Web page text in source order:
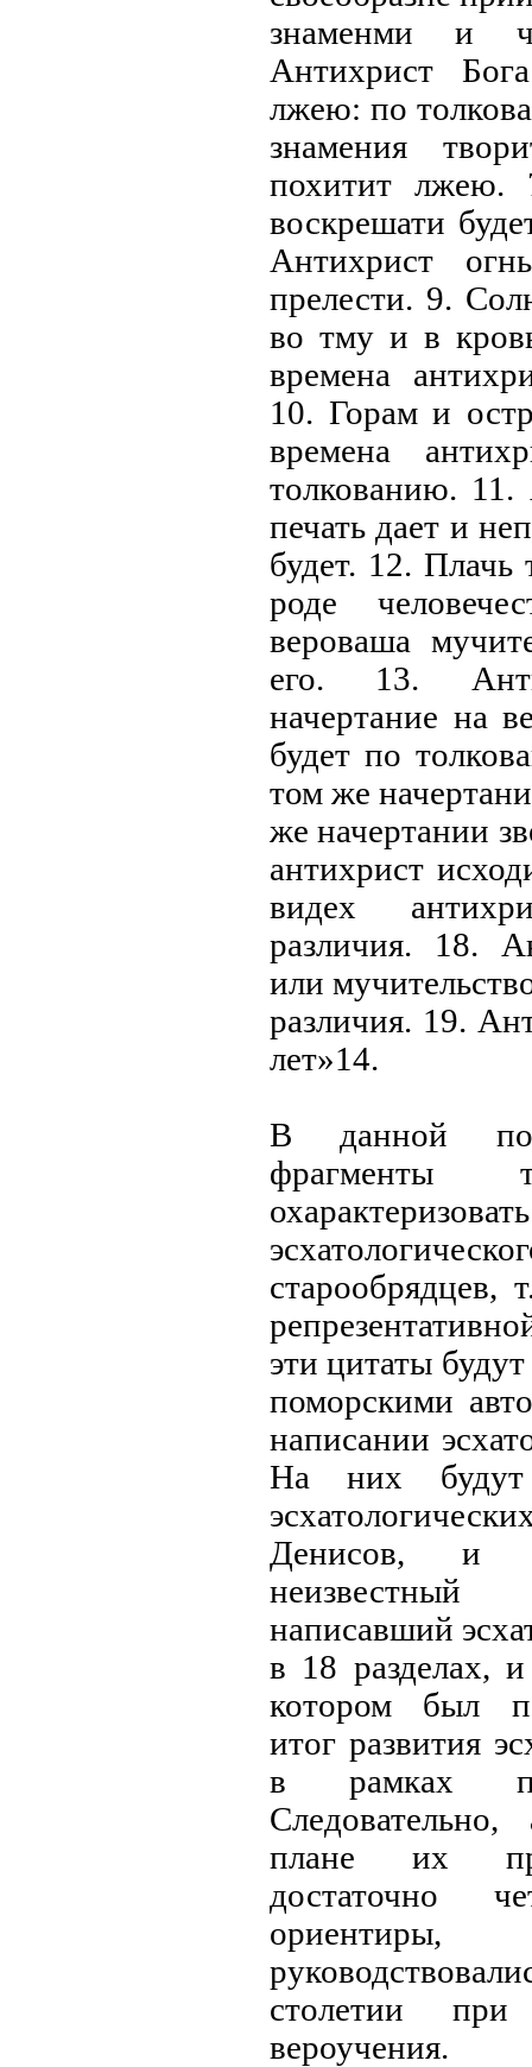
знаменми и
Антихрист
лжею: по
знамения
похитит лжею.
воскрешати
Антихрист
прелести. 9.
во тму и в
времена
10. Горам и
времена
толкованию. 11.
печать дает и
будет. 12. Плачь
роде
вероваша
его. 13.
начертание на
будет по
том же
же начертании
антихрист
видех
различия. 18.
или
различия. 19.
лет»14.
В данной
фрагменты
старообрядцев,
эти цитаты
поморскими
написании
На них будут
Денисов, и
написавший
в 18 разделах,
котором был
итог развития
в рамках
плане их
достаточно
столетии
вероучения.